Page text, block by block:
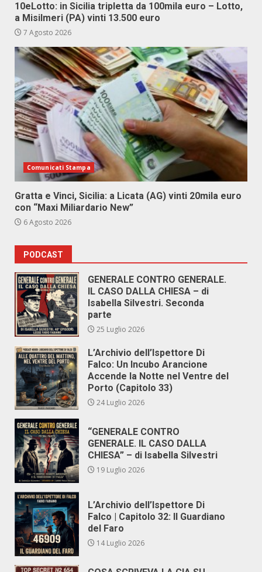
10eLotto: in Sicilia tripletta da 100mila euro – Lotto,
a Misilmeri (PA) vinti 13.500 euro
7 Agosto 2026
Comunicati Stampa
Gratta e Vinci, Sicilia: a Licata (AG) vinti 20mila euro
con “Maxi Miliardario New”
6 Agosto 2026
PODCAST
GENERALE CONTRO GENERALE.
IL CASO DALLA CHIESA – di
Isabella Silvestri. Seconda
parte
25 Luglio 2026
L’Archivio dell’Ispettore Di
Falco: Un Incubo Arancione
Accende la Notte nel Ventre del
Porto (Capitolo 33)
24 Luglio 2026
“GENERALE CONTRO
GENERALE. IL CASO DALLA
CHIESA” – di Isabella Silvestri
19 Luglio 2026
L’Archivio dell’Ispettore Di
Falco | Capitolo 32: Il Guardiano
del Faro
14 Luglio 2026